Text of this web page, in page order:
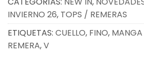
INVIERNO 26, TOPS / REMERAS
ETIQUETAS: CUELLO, FINO,
REMERA,V